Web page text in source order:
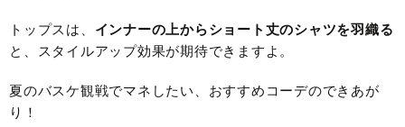
トップスは、 インナーの上からショート丈のシャツを羽織る
と、スタイルアップ効果が期待できますよ。
夏のバスケ観戦でマネしたい、おすすめコーデのできあが
り！